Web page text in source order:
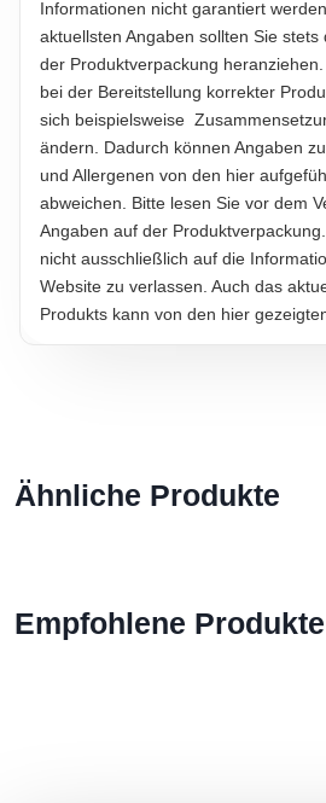
Informationen nicht garantiert
aktuellsten Angaben sollten Sie
der Produktverpackung
bei der Bereitstellung korrekter
sich beispielsweise
ändern. Dadurch können Angaben
und Allergenen von den hier
abweichen. Bitte lesen Sie vor dem
Angaben auf der
nicht ausschließlich auf die
Website zu verlassen. Auch das
Produkts kann von den hier
Ähnliche Produkte
Empfohlene Produkte